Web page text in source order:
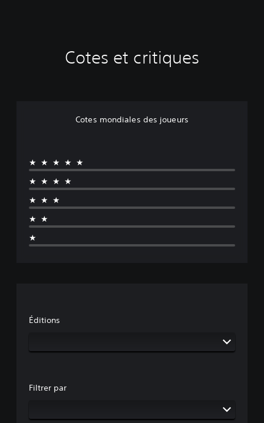
Cotes et critiques
Cotes mondiales des joueurs
★★★★★
★★★★
★★★
★★
★
Éditions
Filtrer par